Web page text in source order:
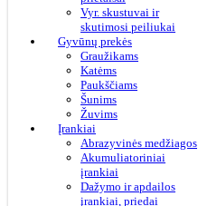
Vyr. skustuvai ir
skutimosi peiliukai
Gyvūnų prekės
Graužikams
Katėms
Paukščiams
Šunims
Žuvims
Įrankiai
Abrazyvinės medžiagos
Akumuliatoriniai
įrankiai
Dažymo ir apdailos
įrankiai, priedai